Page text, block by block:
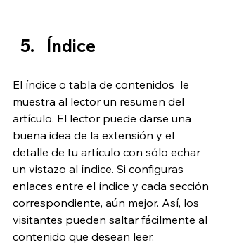
Índice
El índice o tabla de contenidos  le
muestra al lector un resumen del
artículo. El lector puede darse una
buena idea de la extensión y el
detalle de tu artículo con sólo echar
un vistazo al índice. Si configuras
enlaces entre el índice y cada sección
correspondiente, aún mejor. Así, los
visitantes pueden saltar fácilmente al
contenido que desean leer.